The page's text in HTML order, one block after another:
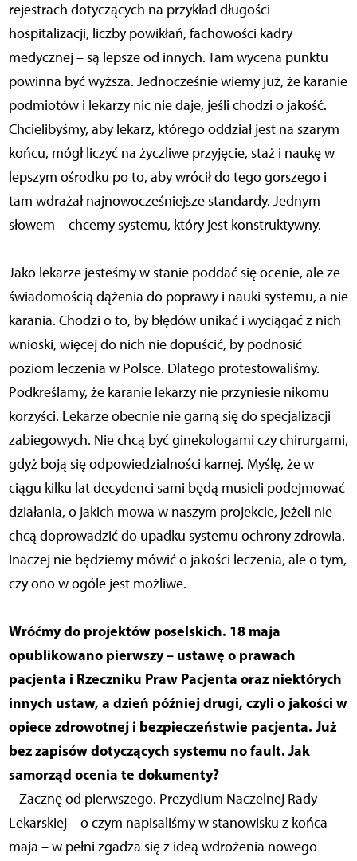
rejestrach dotyczących na przykład długości
hospitalizacji, liczby powikłań, fachowości kadry
medycznej – są lepsze od innych. Tam wycena punktu
powinna być wyższa. Jednocześnie wiemy już, że karanie
podmiotów i lekarzy nic nie daje, jeśli chodzi o jakość.
Chcielibyśmy, aby lekarz, którego oddział jest na szarym
końcu, mógł liczyć na życzliwe przyjęcie, staż i naukę w
lepszym ośrodku po to, aby wrócił do tego gorszego i
tam wdrażał najnowocześniejsze standardy. Jednym
słowem – chcemy systemu, który jest konstruktywny.
Jako lekarze jesteśmy w stanie poddać się ocenie, ale ze
świadomością dążenia do poprawy i nauki systemu, a nie
karania. Chodzi o to, by błędów unikać i wyciągać z nich
wnioski, więcej do nich nie dopuścić, by podnosić
poziom leczenia w Polsce. Dlatego protestowaliśmy.
Podkreślamy, że karanie lekarzy nie przyniesie nikomu
korzyści. Lekarze obecnie nie garną się do specjalizacji
zabiegowych. Nie chcą być ginekologami czy chirurgami,
gdyż boją się odpowiedzialności karnej. Myślę, że w
ciągu kilku lat decydenci sami będą musieli podejmować
działania, o jakich mowa w naszym projekcie, jeżeli nie
chcą doprowadzić do upadku systemu ochrony zdrowia.
Inaczej nie będziemy mówić o jakości leczenia, ale o tym,
czy ono w ogóle jest możliwe.
Wróćmy do projektów poselskich. 18 maja
opublikowano pierwszy – ustawę o prawach
pacjenta i Rzeczniku Praw Pacjenta oraz niektórych
innych ustaw, a dzień później drugi, czyli o jakości w
opiece zdrowotnej i bezpieczeństwie pacjenta. Już
bez zapisów dotyczących systemu no fault. Jak
samorząd ocenia te dokumenty?
– Zacznę od pierwszego. Prezydium Naczelnej Rady
Lekarskiej – o czym napisaliśmy w stanowisku z końca
maja – w pełni zgadza się z ideą wdrożenia nowego